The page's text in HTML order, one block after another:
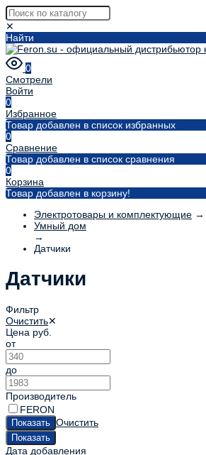
✕
Найти
0
Смотрели
Войти
0
Избранное
Товар добавлен в список избранных
0
Сравнение
Товар добавлен в список сравнения
0
Корзина
Товар добавлен в корзину!
Электротовары и комплектующие →
Умный дом
→
Датчики
Датчики
Фильтр
Очистить✕
Цена руб.
от
до
Производитель
FERON
Очистить
Дата добавления